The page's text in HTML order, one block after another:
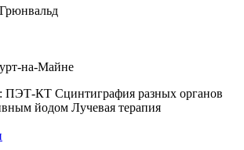
на-Майне
ПЭТ-КТ Сцинтиграфия разных органов
йодом Лучевая терапия